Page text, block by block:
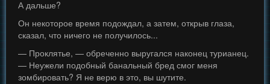
А дальше?
Он некоторое время подождал, а затем, открыв глаза,
сказал, что ничего не получилось...
— Проклятье, — обреченно выругался наконец турианец.
— Неужели подобный банальный бред смог меня
зомбировать? Я не верю в это, вы шутите.